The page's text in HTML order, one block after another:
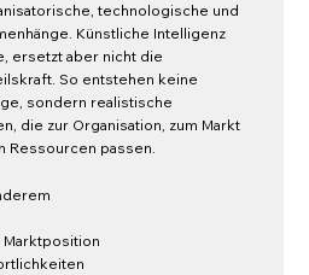
technologische und
Künstliche Intelligenz
ersetzt aber nicht die
So entstehen keine
sondern realistische
die zur Organisation, zum Markt
Ressourcen passen.